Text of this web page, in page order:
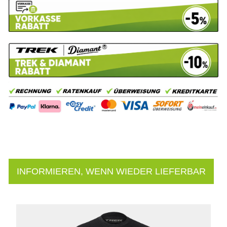
INFORMIEREN, WENN WIEDER LIEFERBAR